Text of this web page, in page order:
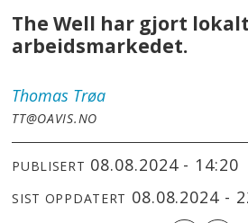
The Well har gjort
arbeidsmarkedet.
Thomas Trøa
TT@OAVIS.NO
PUBLISERT 08.08.2024 - 14:20
SIST OPPDATERT 08.08.2024 -